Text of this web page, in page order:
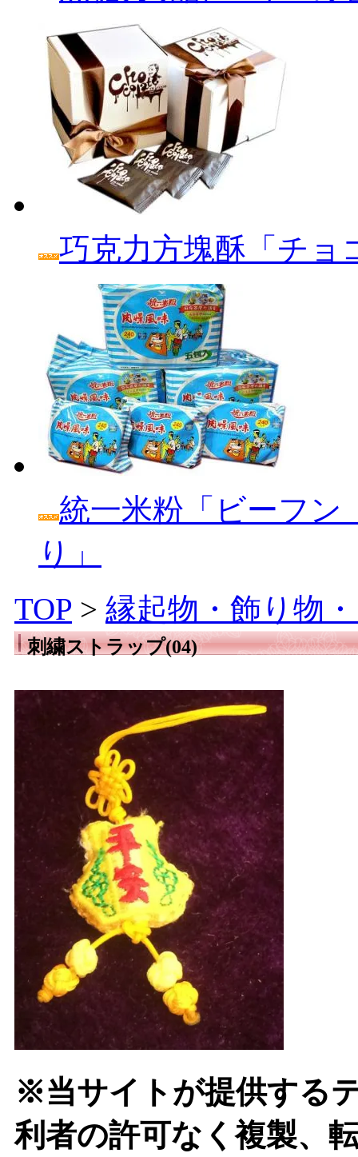
巧克力方塊酥「チョ
統一米粉「ビーフン
り」
TOP > 縁起物・飾り物
刺繍ストラップ(04)
※当サイトが提供する
利者の許可なく複製、